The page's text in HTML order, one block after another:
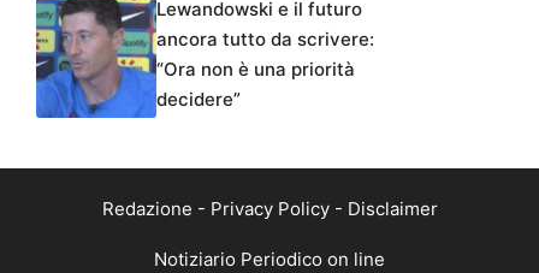
Lewandowski e il futuro
ancora tutto da scrivere:
“Ora non è una priorità
decidere”
Redazione - Privacy Policy- Disclaimer
Notiziario Periodico on line